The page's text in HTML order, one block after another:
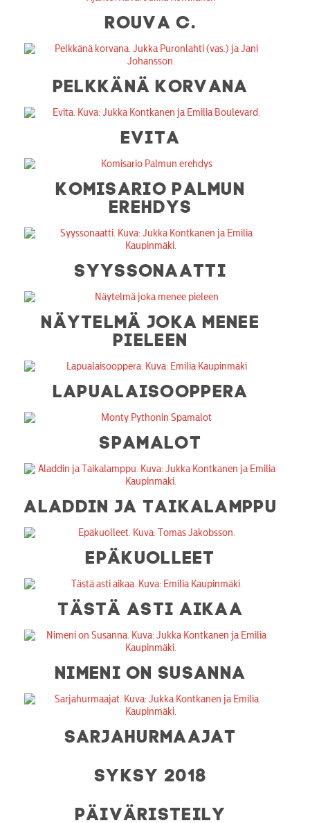
ROUVA C.
PELKKÄNÄ KORVANA
EVITA
KOMISARIO PALMUN
EREHDYS
SYYSSONAATTI
NÄYTELMÄ JOKA MENEE
PIELEEN
LAPUALAISOOPPERA
SPAMALOT
ALADDIN JA TAIKALAMPPU
EPÄKUOLLEET
TÄSTÄ ASTI AIKAA
NIMENI ON SUSANNA
SARJAHURMAAJAT
SYKSY 2018
PÄIVÄRISTEILY